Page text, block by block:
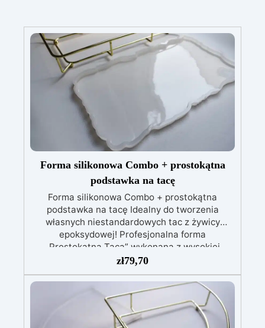
Forma silikonowa Combo + prostokątna
podstawka na tacę
Forma silikonowa Combo + prostokątna
podstawka na tacę Idealny do tworzenia
własnych niestandardowych tac z żywicy
epoksydowej! Profesjonalna forma
„Prostokątna Taca” wykonana z wysokiej
jakości silikonu do kreacji żywicznych.
Doskonały do ​​produkcji podstawek,
przedmiotów dekoracyjnych oraz artykułów
domowych i biurowych, produkt ten może być
ponownie używany przez lata. Wymiary: 30,5
cm x 17 cm
zł79,70